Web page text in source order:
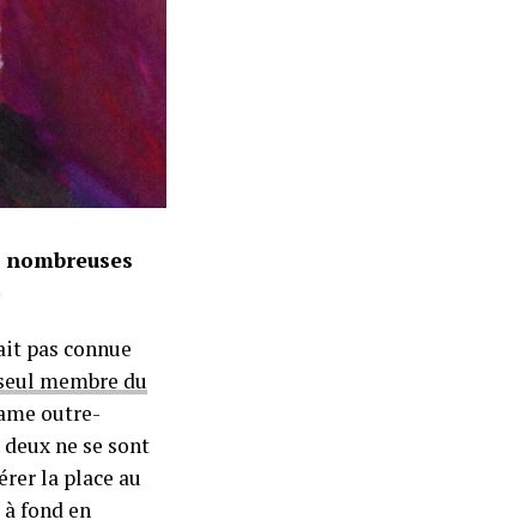
pas connue
membre du
outre-
ne se sont
la place au
fond en